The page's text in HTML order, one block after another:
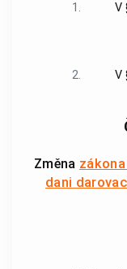
1.
V
2.
V
Změna
dani